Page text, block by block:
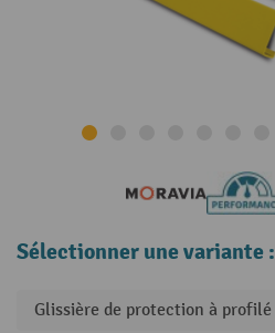
Sélectionner une variante :